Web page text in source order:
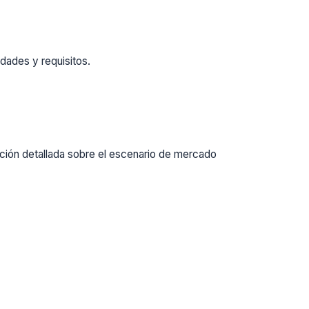
y requisitos.
detallada sobre el escenario de mercado